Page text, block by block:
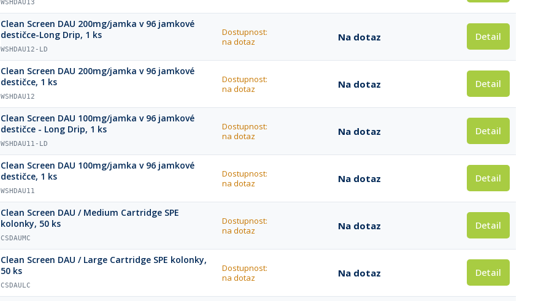
WSHDAU13
Clean Screen DAU 200mg/jamka v 96 jamkové
destičce-Long Drip, 1 ks
WSHDAU12-LD
Dostupnost:
na dotaz
Na dotaz Detail
Clean Screen DAU 200mg/jamka v 96 jamkové
destičce, 1 ks
WSHDAU12
Dostupnost:
na dotaz
Na dotaz Detail
Clean Screen DAU 100mg/jamka v 96 jamkové
destičce - Long Drip, 1 ks
WSHDAU11-LD
Dostupnost:
na dotaz
Na dotaz Detail
Clean Screen DAU 100mg/jamka v 96 jamkové
destičce, 1 ks
WSHDAU11
Dostupnost:
na dotaz
Na dotaz Detail
Clean Screen DAU / Medium Cartridge SPE
kolonky, 50 ks
CSDAUMC
Dostupnost:
na dotaz
Na dotaz Detail
Clean Screen DAU / Large Cartridge SPE kolonky,
50 ks
CSDAULC
Dostupnost:
na dotaz
Na dotaz Detail